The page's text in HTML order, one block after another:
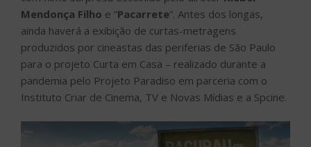
Mendonça Filho e “Pacarrete“. Antes dos longas,
ainda haverá a exibição de curtas-metragens
produzidos por cineastas das periferias de São Paulo
para o projeto Curta em Casa – realizado durante a
pandemia pelo Projeto Paradiso em parceria com o
Instituto Criar de Cinema, TV e Novas Mídias e a Spcine.